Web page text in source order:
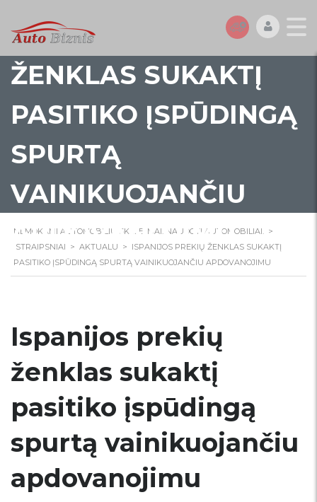
ISPANIJOS PREKIŲ
ŽENKLAS SUKAKTĮ
PASITIKO ĮSPŪDINGĄ
SPURTĄ
VAINIKUOJANČIU
APDOVANOJIMU
NEMOKAMI AUTOMOBILIŲ SKELBIMAI. NAUDOTI AUTOMOBILIAI. >
STRAIPSNIAI > AKTUALU > ISPANIJOS PREKIŲ ŽENKLAS SUKAKTĮ
PASITIKO ĮSPŪDINGĄ SPURTĄ VAINIKUOJANČIU APDOVANOJIMU
Ispanijos prekių
ženklas sukaktį
pasitiko įspūdingą
spurtą vainikuojančiu
apdovanojimu